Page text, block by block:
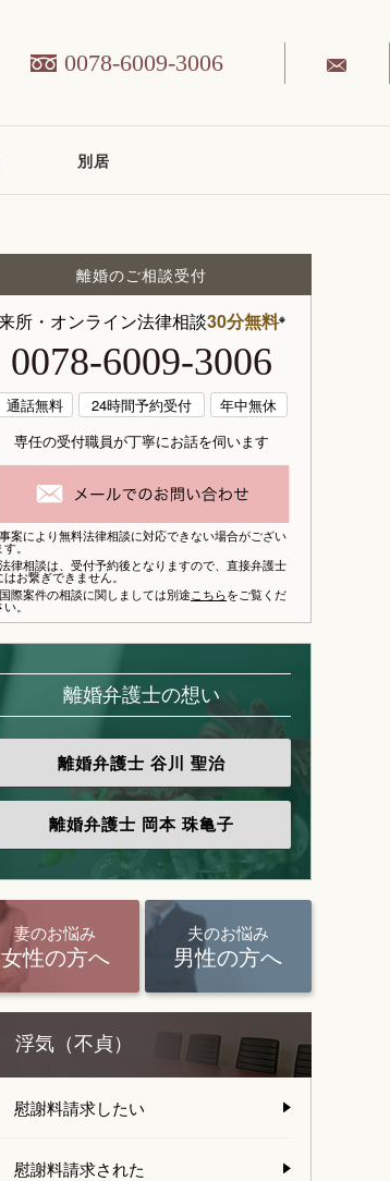
0078-6009-3006
別居
離婚のご相談受付
所・オンライン法律相談30分無料※
0078-6009-3006
通話無料 24時間予約受付
年中無休
専任の受付職員が丁寧にお話を伺います
案により無料法律相談に対応できない場合がござい
す。
律相談は、 受付予約後となりますので、 直接弁護士
はお繋ぎできません。
際案件の相談に関しましては別途こちらをご覧くだ
い。
離婚弁護士の想い
離婚弁護士 谷川 聖治
離婚弁護士 岡本 珠亀子
妻のお悩み
女性の方へ
夫のお悩み
男性の方へ
浮気（不貞）
慰謝料請求したい
慰謝料請求された